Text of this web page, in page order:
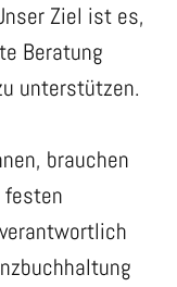
Ziel ist es,
Beratung
unterstützen.
brauchen
festen